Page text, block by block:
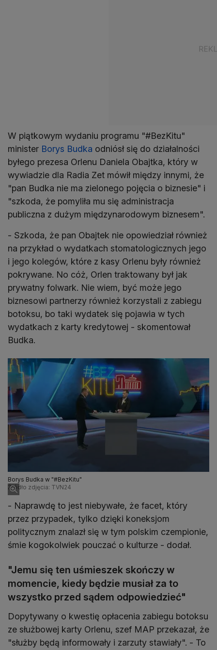
W piątkowym wydaniu programu "#BezKitu"
minister Borys Budka odniósł się do działalności
byłego prezesa Orlenu Daniela Obajtka, który w
wywiadzie dla Radia Zet mówił między innymi, że
"pan Budka nie ma zielonego pojęcia o biznesie" i
"szkoda, że pomyliła mu się administracja
publiczna z dużym międzynarodowym biznesem".
- Szkoda, że pan Obajtek nie opowiedział również
na przykład o wydatkach stomatologicznych jego
i jego kolegów, które z kasy Orlenu były również
pokrywane. No cóż, Orlen traktowany był jak
prywatny folwark. Nie wiem, być może jego
biznesowi partnerzy również korzystali z zabiegu
botoksu, bo taki wydatek się pojawia w tych
wydatkach z karty kredytowej - skomentował
Budka.
Borys Budka w "#BezKitu"
Źródło zdjęcia: TVN24
- Naprawdę to jest niebywałe, że facet, który
przez przypadek, tylko dzięki koneksjom
politycznym znalazł się w tym polskim czempionie,
śmie kogokolwiek pouczać o kulturze - dodał.
"Jemu się ten uśmieszek skończy w
momencie, kiedy będzie musiał za to
wszystko przed sądem odpowiedzieć"
Dopytywany o kwestię opłacenia zabiegu botoksu
ze służbowej karty Orlenu, szef MAP przekazał, że
"służby będą informowały i zarzuty stawiały". - To